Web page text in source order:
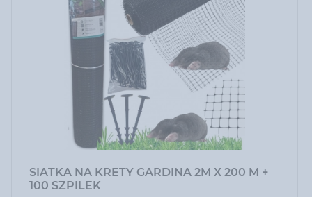
SIATKA NA KRETY GARDINA 2M X 200 M +
100 SZPILEK